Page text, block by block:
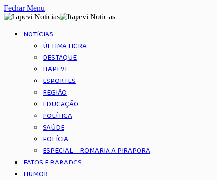
Fechar Menu
NOTÍCIAS
ÚLTIMA HORA
DESTAQUE
ITAPEVI
ESPORTES
REGIÃO
EDUCAÇÃO
POLÍTICA
SAÚDE
POLÍCIA
ESPECIAL – ROMARIA A PIRAPORA
FATOS E BABADOS
HUMOR